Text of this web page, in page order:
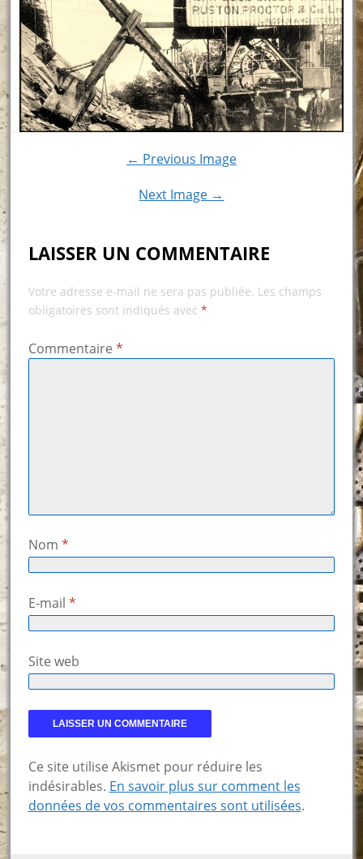
← Previous Image
Next Image →
LAISSER UN COMMENTAIRE
Votre adresse e-mail ne sera pas publiée. Les champs
obligatoires sont indiqués avec *
Commentaire *
Nom *
E-mail *
Site web
Ce site utilise Akismet pour réduire les
indésirables. En savoir plus sur comment les
données de vos commentaires sont utilisées.